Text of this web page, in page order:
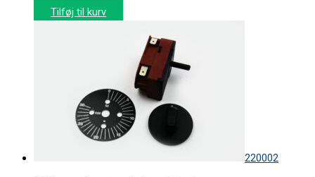
Tilføj til kurv
220002